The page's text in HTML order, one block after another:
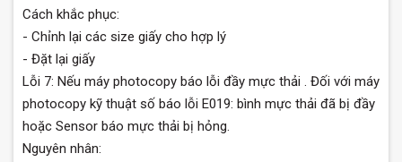
Cách khắc phục:
- Chỉnh lại các size giấy cho hợp lý
- Đặt lại giấy
Lỗi 7: Nếu máy photocopy báo lỗi đầy mực thải . Đối với máy
photocopy kỹ thuật số báo lỗi E019: bình mực thải đã bị đầy
hoặc Sensor báo mực thải bị hỏng.
Nguyên nhân: